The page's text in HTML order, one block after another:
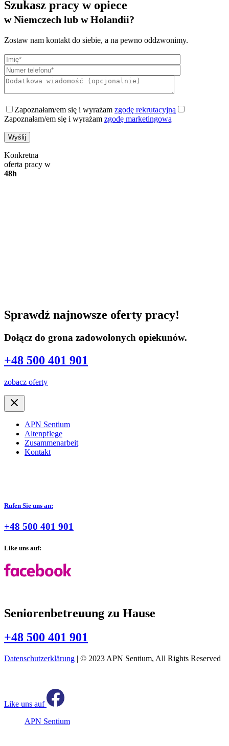
Szukasz pracy w opiece
w Niemczech lub w Holandii?
Zostaw nam kontakt do siebie, a na pewno oddzwonimy.
Zapoznałam/em się i wyrażam zgodę rekrutacyjną
Zapoznałam/em się i wyrażam zgodę marketingową
Konkretna
oferta pracy w
48h
Sprawdź najnowsze oferty pracy!
Dołącz do grona zadowolonych opiekunów.
+48 500 401 901
zobacz oferty
APN Sentium
Altenpflege
Zusammenarbeit
Kontakt
Rufen Sie uns an:
+48 500 401 901
Like uns auf:
Seniorenbetreuung zu Hause
+48 500 401 901
Datenschutzerklärung | © 2023 APN Sentium, All Rights Reserved
Like uns auf
APN Sentium